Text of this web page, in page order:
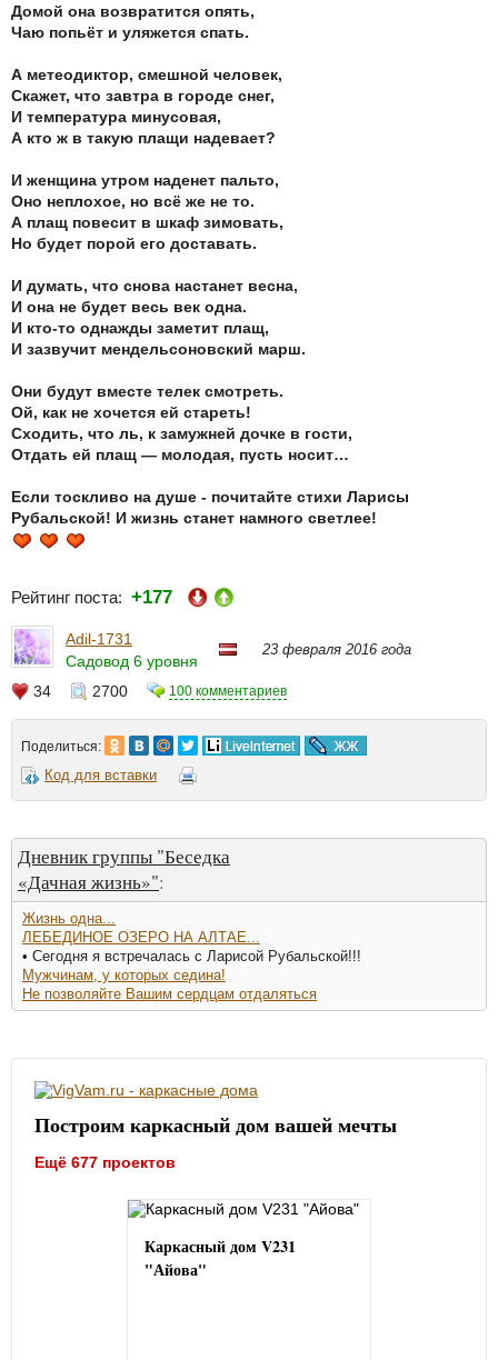
Домой она возвратится опять,
Чаю попьёт и уляжется спать.
А метеодиктор, смешной человек,
Скажет, что завтра в городе снег,
И температура минусовая,
А кто ж в такую плащи надевает?
И женщина утром наденет пальто,
Оно неплохое, но всё же не то.
А плащ повесит в шкаф зимовать,
Но будет порой его доставать.
И думать, что снова настанет весна,
И она не будет весь век одна.
И кто-то однажды заметит плащ,
И зазвучит мендельсоновский марш.
Они будут вместе телек смотреть.
Ой, как не хочется ей стареть!
Сходить, что ль, к замужней дочке в гости,
Отдать ей плащ — молодая, пусть носит…
Если тоскливо на душе - почитайте стихи Ларисы
Рубальской! И жизнь станет намного светлее!
Рейтинг поста: +177
Adil-1731
Садовод 6 уровня
23 февраля 2016 года
34 2700 100 комментариев
Поделиться:
Код для вставки
Дневник группы "Беседка
«Дачная жизнь»":
Жизнь одна...
ЛЕБЕДИНОЕ ОЗЕРО НА АЛТАЕ...
• Сегодня я встречалась с Ларисой Рубальской!!!
Мужчинам, у которых седина!
Не позволяйте Вашим сердцам отдаляться
Построим каркасный дом вашей мечты
Ещё 677 проектов
Каркасный дом V231
"Айова"